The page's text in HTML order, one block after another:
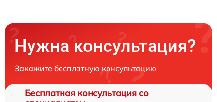
Нужна консультация?
Закажите бесплатную консультацию
Бесплатная консультация со